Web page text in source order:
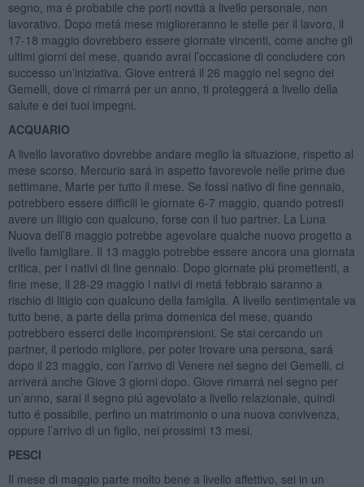
segno, ma é probabile che porti novitá a livello personale, non
lavorativo. Dopo metá mese miglioreranno le stelle per il lavoro, il
17-18 maggio dovrebbero essere giornate vincenti, come anche gli
ultimi giorni del mese, quando avrai l’occasione di concludere con
successo un’iniziativa. Giove entrerá il 26 maggio nel segno dei
Gemelli, dove ci rimarrá per un anno, ti proteggerá a livello della
salute e dei tuoi impegni.
ACQUARIO
A livello lavorativo dovrebbe andare meglio la situazione, rispetto al
mese scorso. Mercurio sará in aspetto favorevole nelle prime due
settimane, Marte per tutto il mese. Se fossi nativo di fine gennaio,
potrebbero essere difficili le giornate 6-7 maggio, quando potresti
avere un litigio con qualcuno, forse con il tuo partner. La Luna
Nuova dell’8 maggio potrebbe agevolare qualche nuovo progetto a
livello famigliare. Il 13 maggio potrebbe essere ancora una giornata
critica, per i nativi di fine gennaio. Dopo giornate piú promettenti, a
fine mese, il 28-29 maggio i nativi di metá febbraio saranno a
rischio di litigio con qualcuno della famiglia. A livello sentimentale va
tutto bene, a parte della prima domenica del mese, quando
potrebbero esserci delle incomprensioni. Se stai cercando un
partner, il periodo migliore, per poter trovare una persona, sará
dopo il 23 maggio, con l’arrivo di Venere nel segno dei Gemelli, ci
arriverá anche Giove 3 giorni dopo. Giove rimarrá nel segno per
un’anno, sarai il segno piú agevolato a livello relazionale, quindi
tutto é possibile, perfino un matrimonio o una nuova convivenza,
oppure l’arrivo di un figlio, nei prossimi 13 mesi.
PESCI
Il mese di maggio parte molto bene a livello affettivo, sei in un